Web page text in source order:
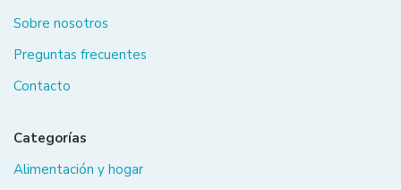
Sobre nosotros
Preguntas frecuentes
Contacto
Categorías
Alimentación y hogar